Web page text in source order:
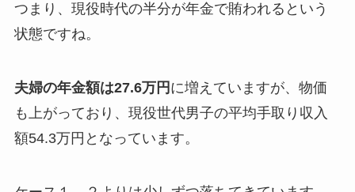
つまり、現役時代の半分が年金で賄われるという
状態ですね。
夫婦の年金額は27.6万円 に増えていますが、物価
も上がっており、現役世代男子の平均手取り収入
額54.3万円となっています。